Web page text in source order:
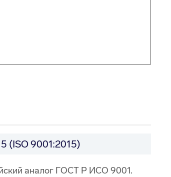
(ISO 9001:2015)
аналог ГОСТ Р ИСО 9001.